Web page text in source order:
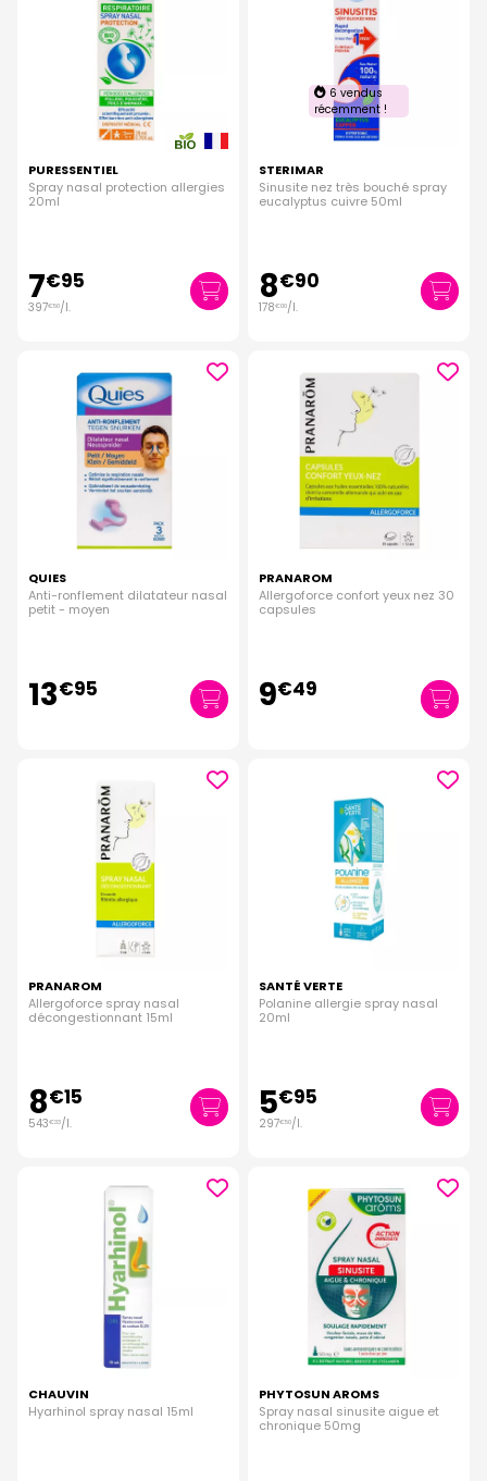
PURESSENTIEL
Spray nasal protection allergies
20ml
7€95
397€50/l.
6 vendus
récemment !
STERIMAR
Sinusite nez très bouché spray
eucalyptus cuivre 50ml
8€90
178€00/l.
QUIES
Anti-ronflement dilatateur nasal
petit - moyen
13€95
PRANAROM
Allergoforce confort yeux nez 30
capsules
9€49
PRANAROM
Allergoforce spray nasal
décongestionnant 15ml
8€15
543€33/l.
SANTÉ VERTE
Polanine allergie spray nasal
20ml
5€95
297€50/l.
CHAUVIN
Hyarhinol spray nasal 15ml
PHYTOSUN AROMS
Spray nasal sinusite aigue et
chronique 50mg